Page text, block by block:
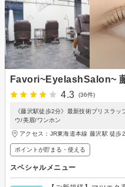
Favori~EyelashSalon~
4.3
(36件)
《藤沢駅徒歩2分》最新技術ブリスラ
ウ/美眉/ワンホン
アクセス：JR東海道本線 藤沢駅 徒歩
ポイントが貯まる・使える
スペシャルメニュー